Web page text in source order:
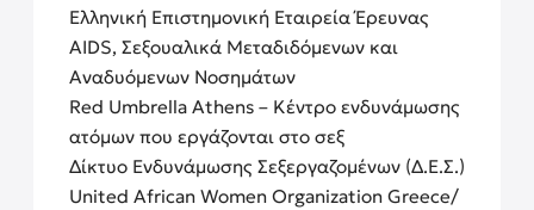
Ελληνική Επιστημονική Εταιρεία Έρευνας
AIDS, Σεξουαλικά Μεταδιδόμενων και
Αναδυόμενων Νοσημάτων
Red Umbrella Athens – Κέντρο ενδυνάμωσης
ατόμων που εργάζονται στο σεξ
Δίκτυο Ενδυνάμωσης Σεξεργαζομένων (Δ.Ε.Σ.)
United African Women Organization Greece/